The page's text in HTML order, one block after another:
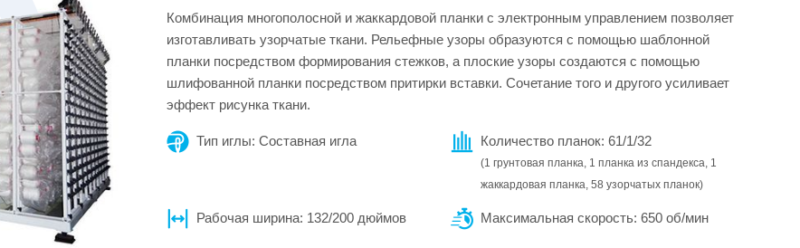
Комбинация многополосной и жаккардовой планки с электронным управлением позволяет
изготавливать узорчатые ткани. Рельефные узоры образуются с помощью шаблонной
планки посредством формирования стежков, а плоские узоры создаются с помощью
шлифованной планки посредством притирки вставки. Сочетание того и другого усиливает
эффект рисунка ткани.
Тип иглы: Составная игла Количество планок: 61/1/32
(1 грунтовая планка, 1 планка из спандекса, 1
жаккардовая планка, 58 узорчатых планок)
Рабочая ширина: 132/200 дюймов Максимальная скорость: 650 об/мин